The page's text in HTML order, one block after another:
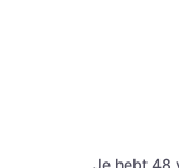
Je hebt 48